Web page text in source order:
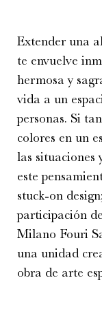
Extender una
te envuelve
hermosa y
vida a un
personas. Si
colores en un
las
este
stuck-on
participación
Milano Fouri
una unidad
obra de arte